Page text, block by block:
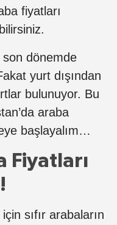
fiyatları
son dönemde
yurt dışından
bulunuyor. Bu
araba
başlayalım…
Fiyatları
sıfır arabaların